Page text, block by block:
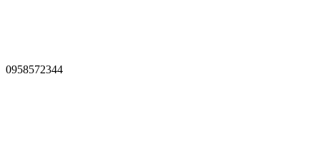
0958572344